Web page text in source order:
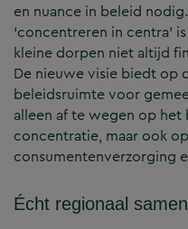
en nuance in beleid
‘concentreren in centra’
kleine dorpen niet altijd
De nieuwe visie biedt op
beleidsruimte voor
alleen af te wegen op
concentratie, maar ook
consumentenverzorging
Écht regionaal